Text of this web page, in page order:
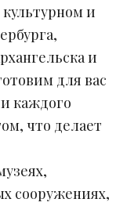
и
и
для вас
каждого
что делает
сооружениях,